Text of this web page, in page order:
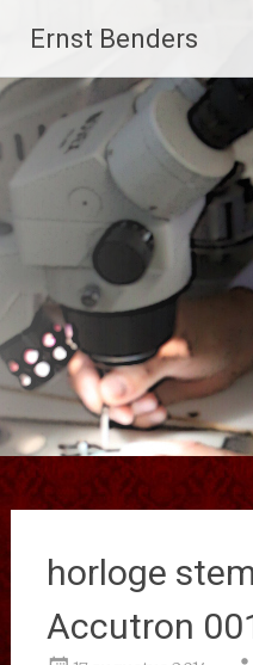
naar
de
inhoud
Ernst Benders
horloge
Accutron